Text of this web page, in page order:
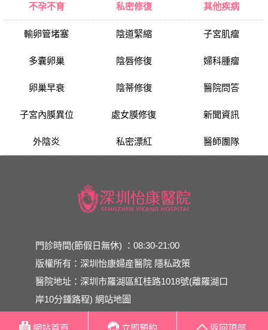
不孕不育
輸卵管堵塞
多囊卵巢
卵巢早衰
子宮內膜異位
外陰炎
私密修復
陰道緊縮
陰唇修復
陰蒂修復
處女膜修復
私密漂紅
其他疾病
子宮肌瘤
婦科腫瘤
醫院問答
新聞資訊
醫師團隊
門診時間(節假日無休) ：08:30-21:00
版權所有：深圳怡康婦産醫院 隱私政策
醫院地址：深圳市羅湖區紅桂路1018號(離羅湖口
岸10分鍾路程)網站地圖
網站首頁 立即預約 返回頂部